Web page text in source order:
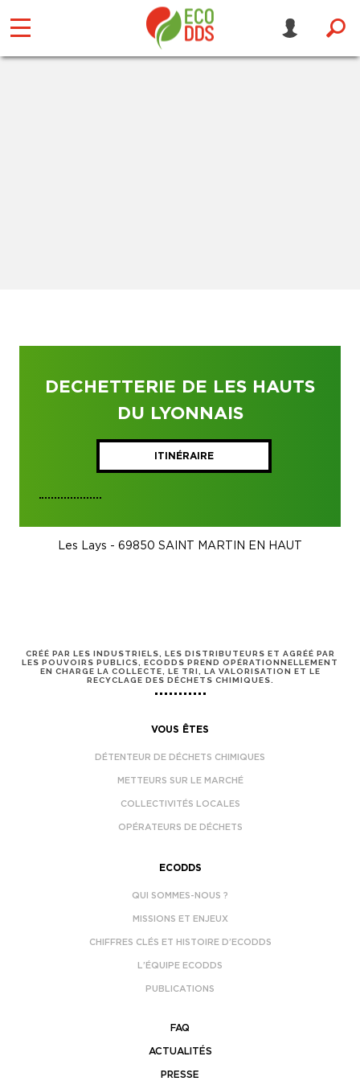
DECHETTERIE DE LES HAUTS
DU LYONNAIS
ITINÉRAIRE
Les Lays - 69850 SAINT MARTIN EN HAUT
CRÉÉ PAR LES INDUSTRIELS, LES DISTRIBUTEURS ET AGRÉÉ PAR
LES POUVOIRS PUBLICS, ECODDS PREND OPÉRATIONNELLEMENT
EN CHARGE LA COLLECTE, LE TRI, LA VALORISATION ET LE
RECYCLAGE DES DÉCHETS CHIMIQUES.
VOUS ÊTES
DÉTENTEUR DE DÉCHETS CHIMIQUES
METTEURS SUR LE MARCHÉ
COLLECTIVITÉS LOCALES
OPÉRATEURS DE DÉCHETS
ECODDS
QUI SOMMES-NOUS ?
MISSIONS ET ENJEUX
CHIFFRES CLÉS ET HISTOIRE D’ECODDS
L’ÉQUIPE ECODDS
PUBLICATIONS
FAQ
ACTUALITÉS
PRESSE